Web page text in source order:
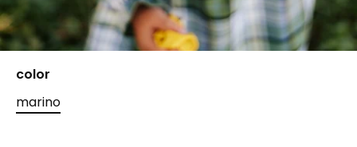
color
marino